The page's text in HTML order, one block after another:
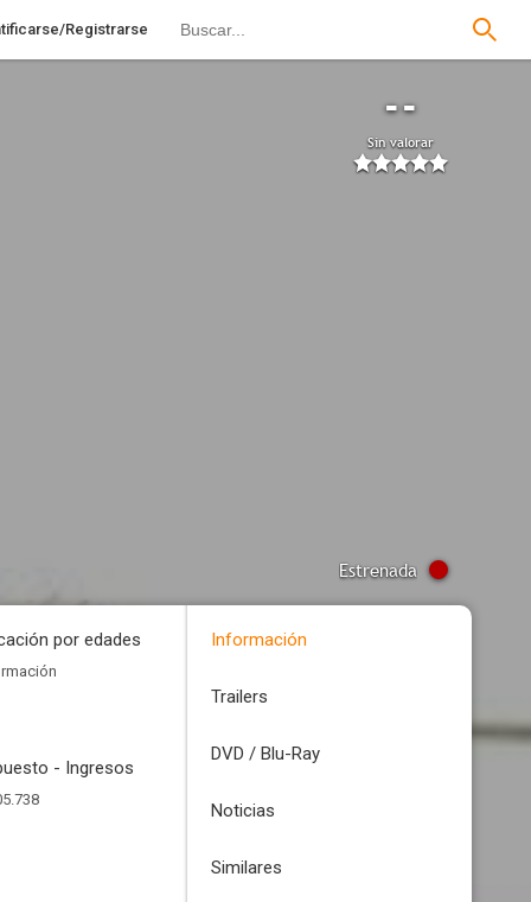
Registrarse
--
Sin valorar
Estrenada
por edades
- Ingresos
Información
Trailers
DVD / Blu-Ray
Noticias
Similares